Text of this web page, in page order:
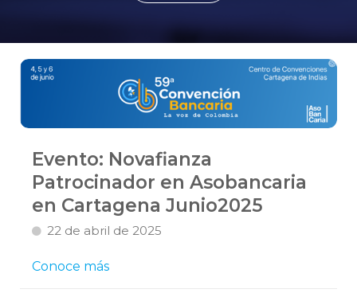
Evento: Novafianza
Patrocinador en Asobancaria
en Cartagena Junio2025
22 de abril de 2025
Conoce más